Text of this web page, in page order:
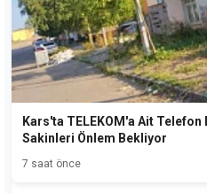
Kars'ta TELEKOM'a Ait
Sakinleri Önlem Bekliyor
7 saat önce